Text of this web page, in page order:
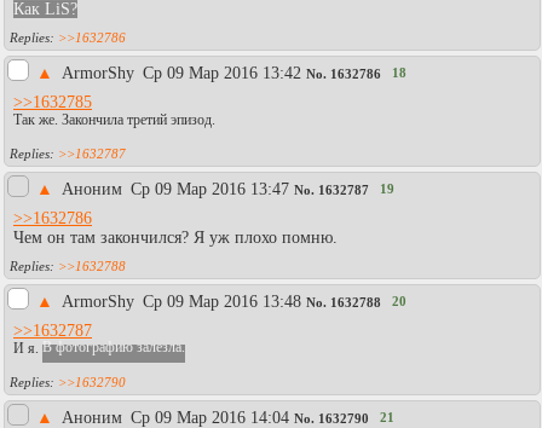
Как LiS?
>>1632786
▲ АrmоrShy Ср 09 Мар 2016 13:42 No. 1632786 18
>>1632785
Так же. Закончила третий эпизод.
>>1632787
▲ Аноним Ср 09 Мар 2016 13:47 No. 1632787 19
>>1632786
Чем он там закончился? Я уж плохо помню.
>>1632788
▲ АrmоrShy Ср 09 Мар 2016 13:48 No. 1632788 20
>>1632787
И я. В фотографию залезла.
>>1632790
▲ Аноним Ср 09 Мар 2016 14:04 No. 1632790 21